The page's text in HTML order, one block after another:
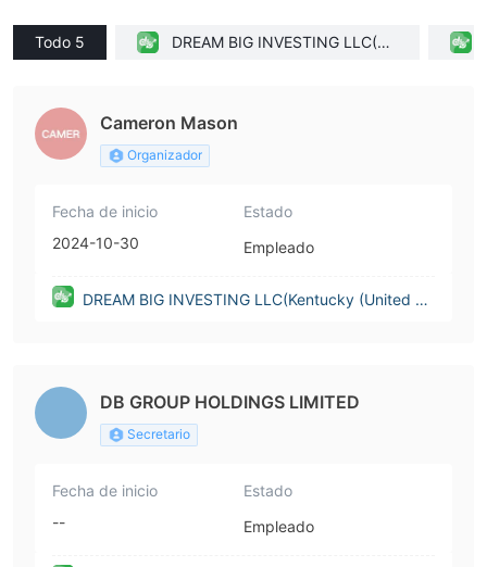
Todo 5
DREAM BIG INVESTING LLC(Ke
Cameron Mason
Organizador
Fecha de inicio
2024-10-30
Estado
Empleado
DREAM BIG INVESTING LLC(Kentucky (United St
DB GROUP HOLDINGS LIMITED
Secretario
Fecha de inicio
--
Estado
Empleado